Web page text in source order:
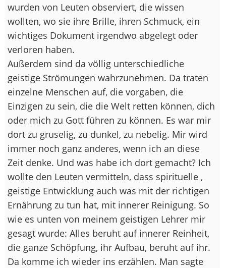
wurden von Leuten observiert, die wissen
wollten, wo sie ihre Brille, ihren Schmuck, ein
wichtiges Dokument irgendwo abgelegt oder
verloren haben.
Außerdem sind da völlig unterschiedliche
geistige Strömungen wahrzunehmen. Da traten
einzelne Menschen auf, die vorgaben, die
Einzigen zu sein, die die Welt retten können, dich
oder mich zu Gott führen zu können. Es war mir
dort zu gruselig, zu dunkel, zu nebelig. Mir wird
immer noch ganz anderes, wenn ich an diese
Zeit denke. Und was habe ich dort gemacht? Ich
wollte den Leuten vermitteln, dass spirituelle ,
geistige Entwicklung auch was mit der richtigen
Ernährung zu tun hat, mit innerer Reinigung. So
wie es unten von meinem geistigen Lehrer mir
gesagt wurde: Alles beruht auf innerer Reinheit,
die ganze Schöpfung, ihr Aufbau, beruht auf ihr.
Da komme ich wieder ins erzählen. Man sagte